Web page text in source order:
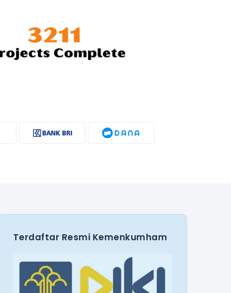
Terdaftar Resmi Kemenkumham